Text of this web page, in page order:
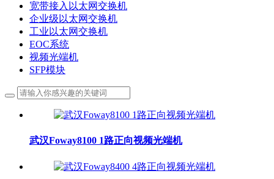
宽带接入以太网交换机
企业级以太网交换机
工业以太网交换机
EOC系统
视频光端机
SFP模块
武汉Foway8100 1路正向视频光端机